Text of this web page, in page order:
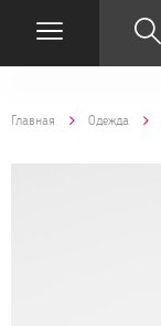
Главная Одежда